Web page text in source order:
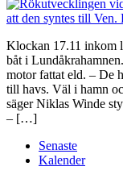
Klockan 17.11 inkom
båt i
motor fattat eld. – De
till havs. Väl i hamn
säger Niklas Winde
– […]
Senaste
Kalender